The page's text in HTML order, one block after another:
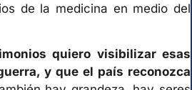
de la medicina en medio del
quiero visibilizar esas
y que el país reconozca